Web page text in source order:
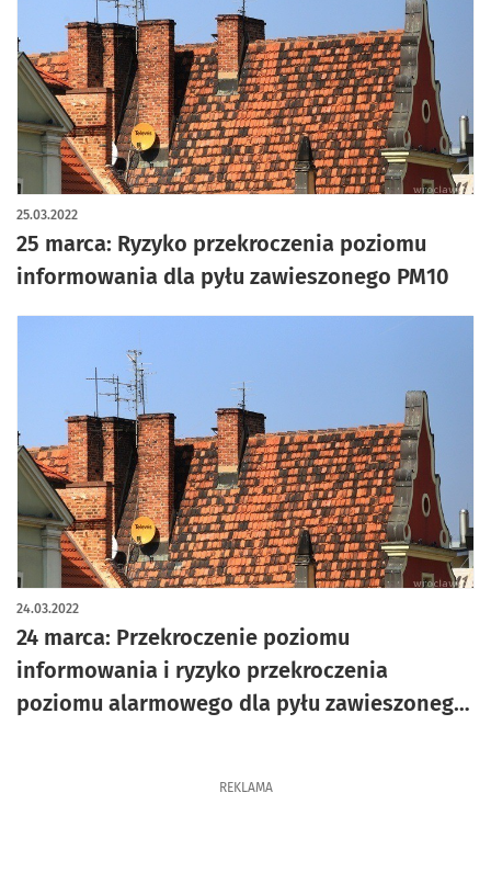
25 marca: Ryzyko przekroczenia poziomu
informowania dla pyłu zawieszonego PM10
25.03.2022
24 marca: Przekroczenie poziomu
informowania i ryzyko przekroczenia
poziomu alarmowego dla pyłu zawieszonego
24.03.2022
REKLAMA